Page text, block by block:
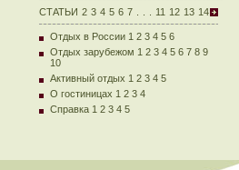
СТАТЬИ 2 3 4 5 6 7 11 12 13 14
Отдых в России 1 2 3 4 5 6
Отдых зарубежом 1 2 3 4 5 6 7 8 9
10
Активный отдых 1 2 3 4 5
О гостиницах 1 2 3 4
Справка 1 2 3 4 5